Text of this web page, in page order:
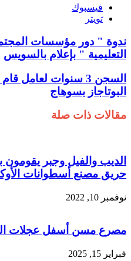
فيسبوك
تويتر
ندوة " دور مؤسسات
التعليمية " بإعلام بالسويس
السجن 3 سنوات
البوتاجاز بسوهاج
مقالات ذات صلة
الديب والفيل وجبر
حريق مصنع أسطوانات
نوفمبر 10, 2022
مصرع مسن أسفل عجلات
فبراير 15, 2025